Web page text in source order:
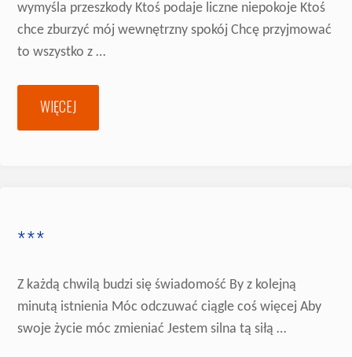
wymyśla przeszkody Ktoś podaje liczne niepokoje Ktoś
chce zburzyć mój wewnętrzny spokój Chcę przyjmować
to wszystko z …
WIĘCEJ
***
Z każdą chwilą budzi się świadomość By z kolejną
minutą istnienia Móc odczuwać ciągle coś więcej Aby
swoje życie móc zmieniać Jestem silna tą siłą …